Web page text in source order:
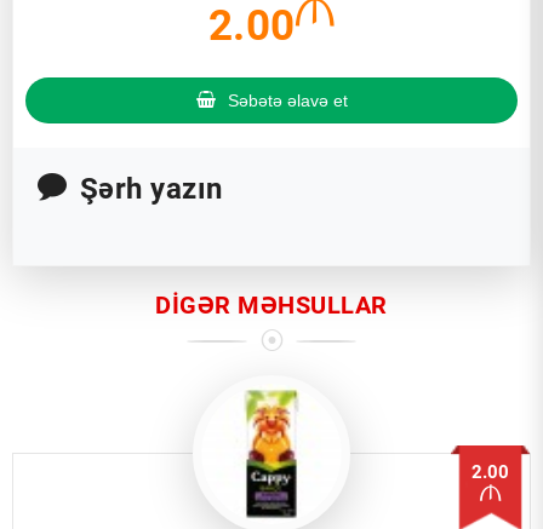
2.00
Səbətə əlavə et
Şərh yazın
DIGƏR MƏHSULLAR
2.00